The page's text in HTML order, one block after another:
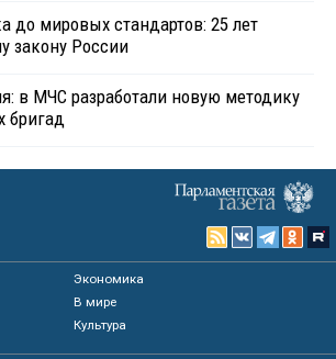
до мировых стандартов: 25 лет
закону России
в МЧС разработали новую методику
бригад
Экономика
В мире
Культура